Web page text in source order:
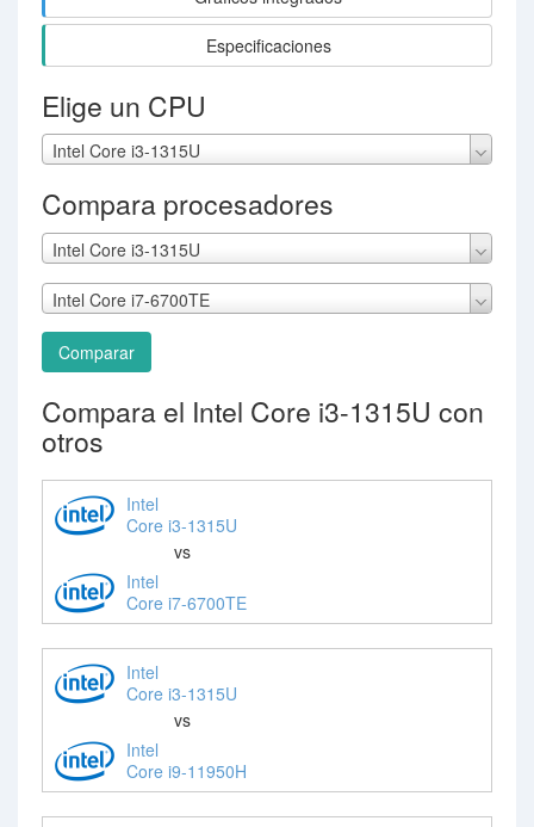
Especificaciones
Elige un CPU
Intel Core i3-1315U
Compara procesadores
Intel Core i3-1315U
Intel Core i7-6700TE
Comparar
Compara el Intel Core i3-1315U con
otros
Intel
Core i3-1315U
vs
Intel
Core i7-6700TE
Intel
Core i3-1315U
vs
Intel
Core i9-11950H